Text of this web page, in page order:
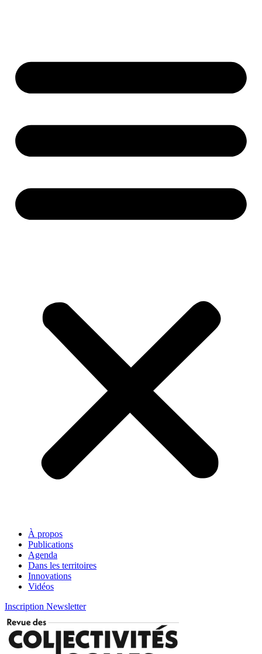
À propos
Publications
Agenda
Dans les territoires
Innovations
Vidéos
Inscription Newsletter